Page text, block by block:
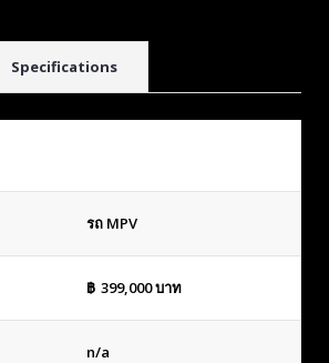
Specifications
รถ MPV
฿ 399,000บาท
n/a